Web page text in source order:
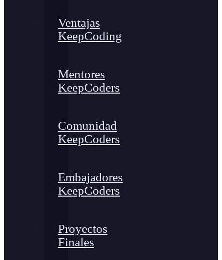
Ventajas
KeepCoding
Mentores
KeepCoders
Comunidad
KeepCoders
Embajadores
KeepCoders
Proyectos
Finales